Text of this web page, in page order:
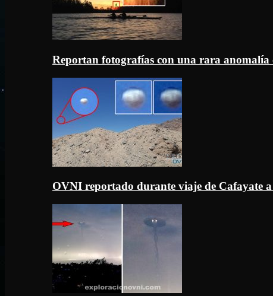
Reportan fotografías con una rara
OVNI reportado durante viaje de Cafayate